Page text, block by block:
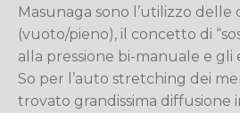
Masunaga sono l’utilizzo delle
(vuoto/pieno), il concetto di
alla pressione bi-manuale e gli
So per l’auto stretching dei
trovato grandissima diffusione